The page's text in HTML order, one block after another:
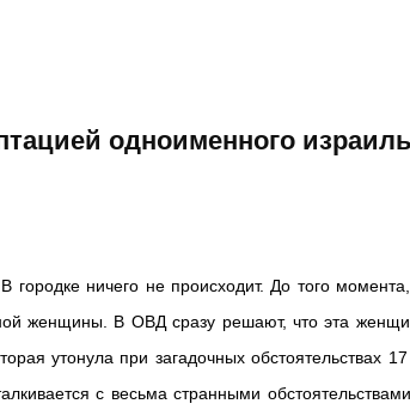
одноименного
городке ничего не происходит. До того
женщины. В ОВД сразу решают, что эта
утонула при загадочных обстоятельствах
с весьма странными